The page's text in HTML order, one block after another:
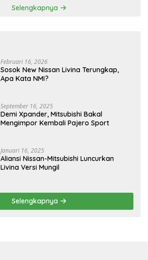
Selengkapnya
Februari 16, 2026
Sosok New Nissan Livina Terungkap,
Apa Kata NMI?
September 16, 2025
Demi Xpander, Mitsubishi Bakal
Mengimpor Kembali Pajero Sport
Januari 16, 2025
Aliansi Nissan-Mitsubishi Luncurkan
Livina Versi Mungil
Selengkapnya